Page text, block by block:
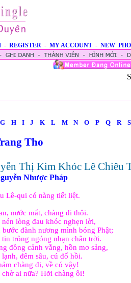
- REGISTER - MY ACCOUNT - NEW
G H I J K L M N O P Q R S
Tho
Thị Kim Khóc Lê Chiêu
Nhược Pháp
Lê-qui có nàng tiết liệt.
nước mất, chàng đi thôi.
nén lòng đau khóc nghẹn lời,
bước đành nương mình bóng Phật;
tin trông ngóng nhạn chân trời.
đồng cảnh vắng, hồn mơ sảng,
lạnh, đêm sâu, cú đổ hồi.
chàng đi, về có vậy!
chờ ai nữa? Hỡi chàng ôi!